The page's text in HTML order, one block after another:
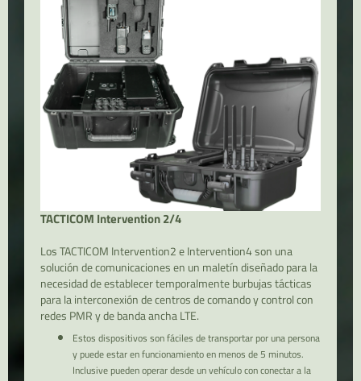
TACTICOM Intervention 2/4
Los TACTICOM Intervention2 e Intervention4 son una
solución de comunicaciones en un maletín diseñado para la
necesidad de establecer temporalmente burbujas tácticas
para la interconexión de centros de comando y control con
redes PMR y de banda ancha LTE.
Estos dispositivos son fáciles de transportar por una persona
y puede estar en funcionamiento en menos de 5 minutos.
Inclusive pueden operar desde un vehículo con conectar a la